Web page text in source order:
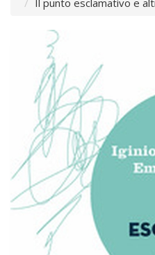
Il punto esclamativo e